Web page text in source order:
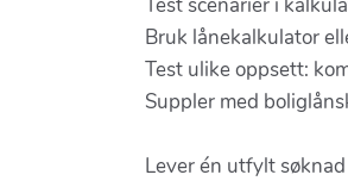
Bruk lånekalkulator
Test ulike oppsett:
Suppler med
Lever én utfylt søknad